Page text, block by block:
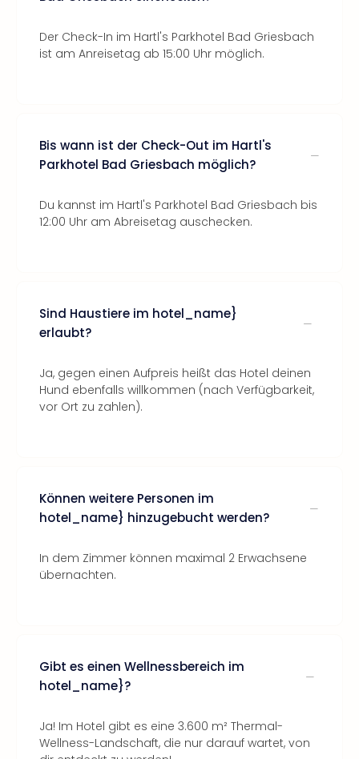
Der Check-In im Hartl's Parkhotel Bad Griesbach
ist am Anreisetag ab 15:00 Uhr möglich.
Bis wann ist der Check-Out im Hartl's
Parkhotel Bad Griesbach möglich?
Du kannst im Hartl's Parkhotel Bad Griesbach bis
12:00 Uhr am Abreisetag auschecken.
Sind Haustiere im hotel_name}
erlaubt?
Ja, gegen einen Aufpreis heißt das Hotel deinen
Hund ebenfalls willkommen (nach Verfügbarkeit,
vor Ort zu zahlen).
Können weitere Personen im
hotel_name} hinzugebucht werden?
In dem Zimmer können maximal 2 Erwachsene
übernachten.
Gibt es einen Wellnessbereich im
hotel_name}?
Ja! Im Hotel gibt es eine 3.600 m² Thermal-
Wellness-Landschaft, die nur darauf wartet, von